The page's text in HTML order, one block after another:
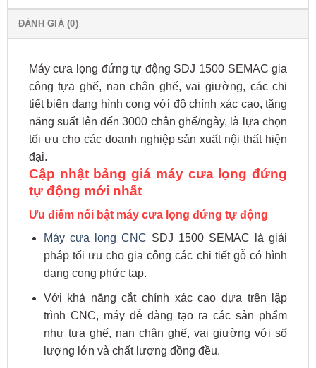
ĐÁNH GIÁ (0)
Máy cưa lọng đứng tự động SDJ 1500 SEMAC gia
công tựa ghế, nan chân ghế, vai giường, các chi
tiết biên dạng hình cong với độ chính xác cao, tăng
năng suất lên đến 3000 chân ghế/ngày, là lựa chọn
tối ưu cho các doanh nghiệp sản xuất nội thất hiện
đại.
Cập nhật bảng giá máy cưa lọng đứng
tự động mới nhất
Ưu điểm nổi bật máy cưa lọng đứng tự động
Máy cưa lọng CNC SDJ 1500 SEMAC là giải
pháp tối ưu cho gia công các chi tiết gỗ có hình
dạng cong phức tạp.
Với khả năng cắt chính xác cao dựa trên lập
trình CNC, máy dễ dàng tạo ra các sản phẩm
như tựa ghế, nan chân ghế, vai giường với số
lượng lớn và chất lượng đồng đều.